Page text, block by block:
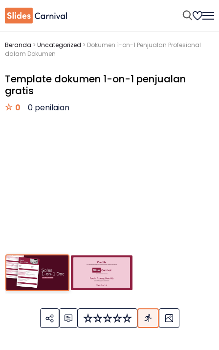
Beranda > Uncategorized > Dokumen 1-on-1 Penjualan Profesional
dalam Dokumen
Template dokumen 1-on-1 penjualan
gratis
0 0 penilaian